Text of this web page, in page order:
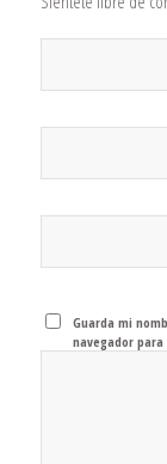
Guarda mi
navegador